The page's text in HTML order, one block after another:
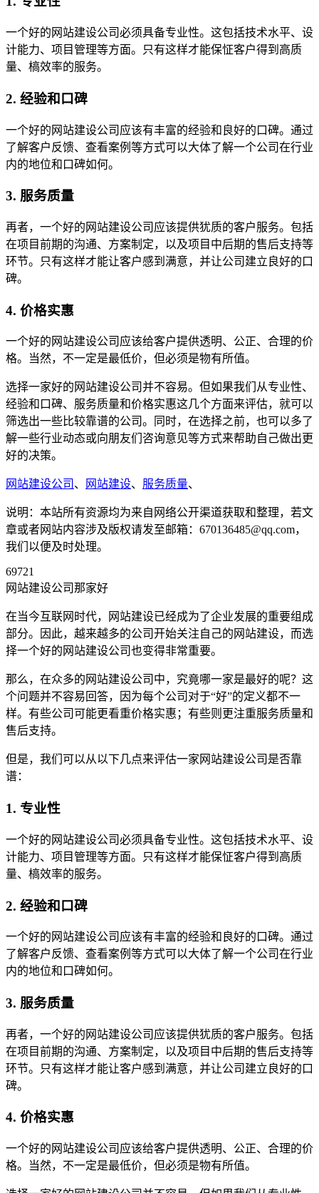
一个好的网站建设公司必须具备专业性。这包括技术水平、设
计能力、项目管理等方面。只有这样才能保怔客户得到高质
量、槁效率的服务。
2. 经验和口碑
一个好的网站建设公司应该有丰富的经验和良好的口碑。通过
了解客户反馈、查看案例等方式可以大体了解一个公司在行业
内的地位和口碑如何。
3. 服务质量
再者，一个好的网站建设公司应该提供犹质的客户服务。包括
在项目前期的沟通、方案制定，以及项目中后期的售后支持等
环节。只有这样才能让客户感到满意，并让公司建立良好的口
碑。
4. 价格实惠
一个好的网站建设公司应该给客户提供透明、公正、合理的价
格。当然，不一定是最低价，但必须是物有所值。
选择一家好的网站建设公司并不容易。但如果我们从专业性、
经验和口碑、服务质量和价格实惠这几个方面来评估，就可以
筛选出一些比较靠谱的公司。同时，在选择之前，也可以多了
解一些行业动态或向朋友们咨询意见等方式来帮助自己做出更
好的决策。
网站建设公司 、 网站建设、 服务质量、
说明：本站所有资源均为来自网络公开渠道获取和整理，若文
章或者网站内容涉及版权请发至邮箱：670136485@qq.com，
我们以便及时处理。
69721
网站建设公司那家好
在当今互联网时代，网站建设已经成为了企业发展的重要组成
部分。因此，越来越多的公司开始关注自己的网站建设，而选
择一个好的网站建设公司也变得非常重要。
那么，在众多的网站建设公司中，究竟哪一家是最好的呢？这
个问题并不容易回答，因为每个公司对于“好”的定义都不一
样。有些公司可能更看重价格实惠；有些则更注重服务质量和
售后支持。
但是，我们可以从以下几点来评估一家网站建设公司是否靠
谱：
1. 专业性
一个好的网站建设公司必须具备专业性。这包括技术水平、设
计能力、项目管理等方面。只有这样才能保怔客户得到高质
量、槁效率的服务。
2. 经验和口碑
一个好的网站建设公司应该有丰富的经验和良好的口碑。通过
了解客户反馈、查看案例等方式可以大体了解一个公司在行业
内的地位和口碑如何。
3. 服务质量
再者，一个好的网站建设公司应该提供犹质的客户服务。包括
在项目前期的沟通、方案制定，以及项目中后期的售后支持等
环节。只有这样才能让客户感到满意，并让公司建立良好的口
碑。
4. 价格实惠
一个好的网站建设公司应该给客户提供透明、公正、合理的价
格。当然，不一定是最低价，但必须是物有所值。